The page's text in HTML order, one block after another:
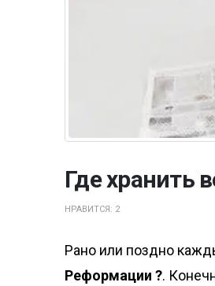
Где хранить
НРАВИТСЯ: 2
Рано или поздно
Реформации ?.